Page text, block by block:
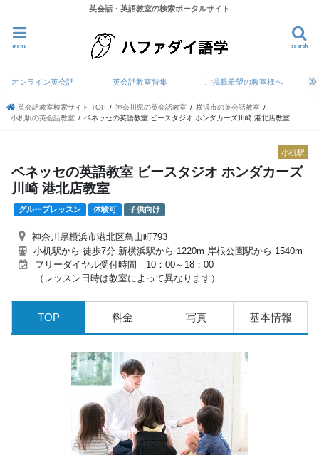
英会話・英語教室の検索ポータルサイト
search
menu
オンライン英会話 英会話教室特集 ご掲載希望の教室様へ
英会話教室検索サイト TOP 神奈川県の英会話教室
横浜市の英会話教室
小机駅の英会話教室
ベネッセの英語教室 ビースタジオ ホンダカーズ川崎 港北店教室
小机駅
ベネッセの英語教室 ビースタジオ ホンダカーズ
川崎 港北店教室
グループレッスン 体験可 子供向け
神奈川県横浜市港北区鳥山町793
小机駅から 徒歩7分 新横浜駅から 1220m 岸根公園駅から 1540m
フリーダイヤル受付時間 10：00～18：00
（レッスン日時は教室によって異なります）
TOP 料金 写真 基本情報